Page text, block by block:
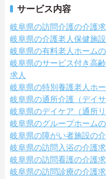
サービス内容
岐阜県の訪問介護の介護求
岐阜県の介護老人保健施
岐阜県の有料老人ホーム
岐阜県のサービス付き高
求人
岐阜県の特別養護老人ホ
岐阜県の通所介護（デイ
岐阜県のデイケア（通所
岐阜県のグループホーム
岐阜県の障がい者施設の
岐阜県の訪問入浴の介護求
岐阜県の訪問看護の介護求
岐阜県の訪問診療の介護求